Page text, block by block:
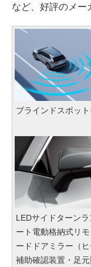
など、好評のメー
ブラインドスポッ
LEDサイドターン
ート電動格納式リ
ードドアミラー（ヒ
補助確認装置・足元